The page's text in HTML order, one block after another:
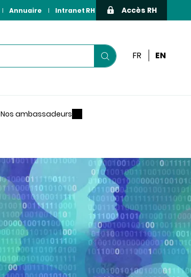
Annuaire Intranet RH Accès RH
Lancer
FR EN
Nos ambassadeurs